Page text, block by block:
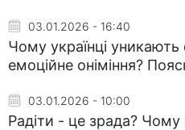
03.01.2026 - 16:40
Чому українці уникають
емоційне оніміння?
03.01.2026 - 10:00
Радіти - це зрада?